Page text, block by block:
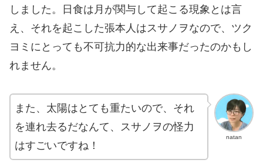
しました。日食は月が関与して起こる現象とは言
え、それを起こした張本人はスサノヲなので、ツク
ヨミにとっても不可抗力的な出来事だったのかもし
れません。
natan
また、太陽はとても重たいので、それ
を連れ去るだなんて、スサノヲの怪力
はすごいですね！